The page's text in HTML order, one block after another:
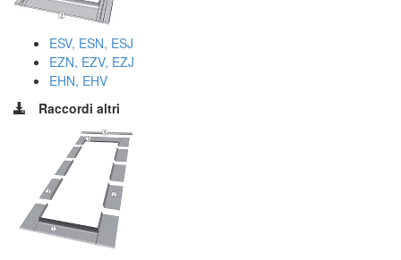
ESV, ESN, ESJ
EZN, EZV, EZJ
EHN, EHV
Raccordi altri